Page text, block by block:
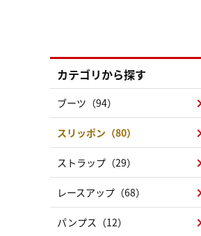
カテゴリから探す
ブーツ（94）
スリッポン（80）
ストラップ（29）
レースアップ（68）
パンプス（12）